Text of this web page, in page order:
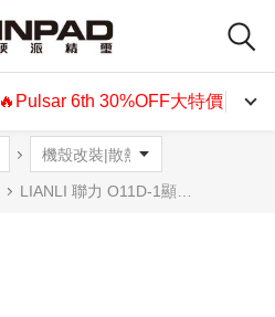
🔥Pulsar 6th 30%OFF大特價🔥
LIANLI 聯力 O11D-1顯卡轉接架套件